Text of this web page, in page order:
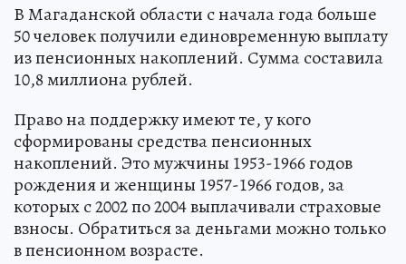
В Магаданской области с начала года больше
50 человек получили единовременную выплату
из пенсионных накоплений. Сумма составила
10,8 миллиона рублей.
Право на поддержку имеют те, у кого
сформированы средства пенсионных
накоплений. Это мужчины 1953-1966 годов
рождения и женщины 1957-1966 годов, за
которых с 2002 по 2004 выплачивали страховые
взносы. Обратиться за деньгами можно только
в пенсионном возрасте.